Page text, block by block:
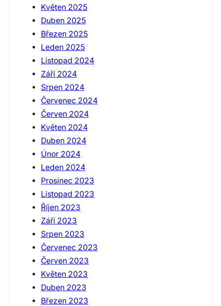
Květen 2025
Duben 2025
Březen 2025
Leden 2025
Listopad 2024
Září 2024
Srpen 2024
Červenec 2024
Červen 2024
Květen 2024
Duben 2024
Únor 2024
Leden 2024
Prosinec 2023
Listopad 2023
Říjen 2023
Září 2023
Srpen 2023
Červenec 2023
Červen 2023
Květen 2023
Duben 2023
Březen 2023